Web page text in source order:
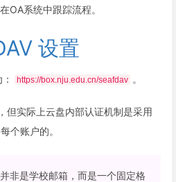
OA系统中跟踪流程。
设置
https://box.nju.edu.cn/seafdav 。
但实际上云盘内部认证机制是采用
个账户的。
非是学校邮箱，而是一个固定格